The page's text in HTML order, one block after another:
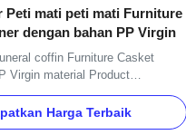
Peti mati peti mati Furniture
dengan bahan PP Virgin
coffin Furniture Casket
Virgin material Product
small casket corners, 2pcs 80'
(203cm) and 2pcs 26' short steel
Harga Terbaik